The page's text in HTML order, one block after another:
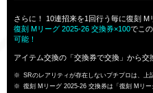
さらに！ 10連招来を1回行う毎に復刻 M
復刻 Mリーグ 2025-26 交換券×100でこ
可能！
アイテム交換の「交換券で交換」から交
SRのレアリティが存在しないプチプロは、上
復刻 Mリーグ 2025-26 交換券は「復刻 Mリ